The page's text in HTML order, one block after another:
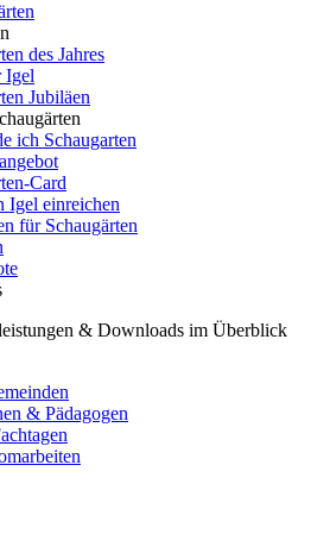
des Jahres
Igel
Jubiläen
ich Schaugarten
Card
Igel einreichen
für Schaugärten
& Downloads im Überblick
& Pädagogen